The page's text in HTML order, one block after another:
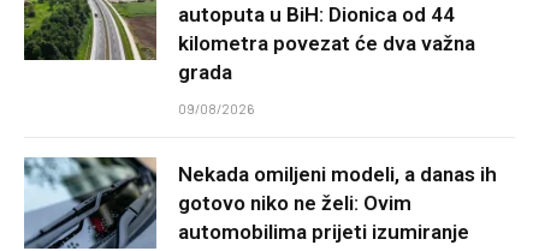
autoputa u BiH: Dionica od 44
kilometra povezat će dva važna
grada
09/08/2026
Nekada omiljeni modeli, a danas ih
gotovo niko ne želi: Ovim
automobilima prijeti izumiranje